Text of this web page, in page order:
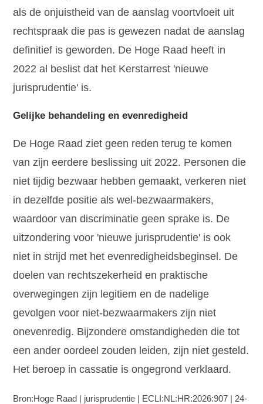
als de onjuistheid van de aanslag voortvloeit uit
rechtspraak die pas is gewezen nadat de aanslag
definitief is geworden. De Hoge Raad heeft in
2022 al beslist dat het Kerstarrest 'nieuwe
jurisprudentie' is.
Gelijke behandeling en evenredigheid
De Hoge Raad ziet geen reden terug te komen
van zijn eerdere beslissing uit 2022. Personen die
niet tijdig bezwaar hebben gemaakt, verkeren niet
in dezelfde positie als wel-bezwaarmakers,
waardoor van discriminatie geen sprake is. De
uitzondering voor 'nieuwe jurisprudentie' is ook
niet in strijd met het evenredigheidsbeginsel. De
doelen van rechtszekerheid en praktische
overwegingen zijn legitiem en de nadelige
gevolgen voor niet-bezwaarmakers zijn niet
onevenredig. Bijzondere omstandigheden die tot
een ander oordeel zouden leiden, zijn niet gesteld.
Het beroep in cassatie is ongegrond verklaard.
Bron:Hoge Raad | jurisprudentie | ECLI:NL:HR:2026:907 | 24-